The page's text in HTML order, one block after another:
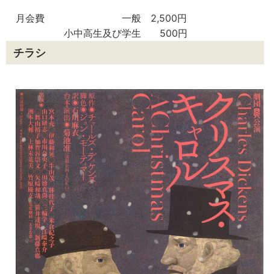
月会費 一般 2,500円
小中高生及び学生 500円
チラシ